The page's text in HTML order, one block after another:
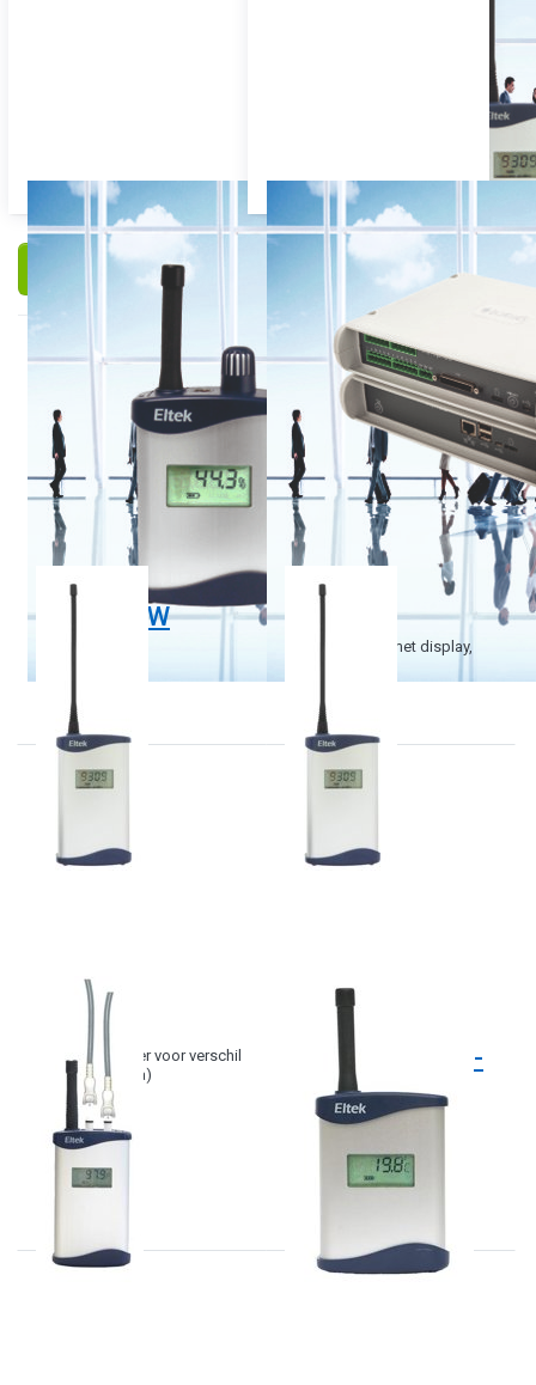
Filteren en sorteren
ELTEK
RP250GDW
ELTEK
Radio repeater met display,
GD-84
GENII transmitter voor verschil
druk (-25..250Pa)
Temperatuur
transmitters GD-
xx serie incl.
display